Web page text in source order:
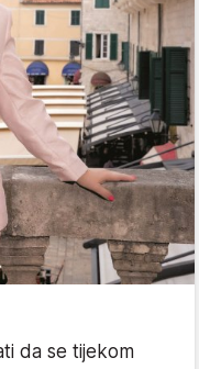
da se tijekom